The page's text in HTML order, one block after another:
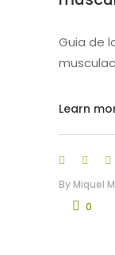
Guia de
Learn
By Miquel
0